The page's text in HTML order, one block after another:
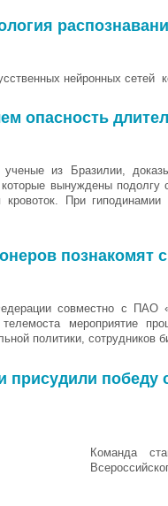
нейронных сетей
опасность
из Бразилии,
вынуждены
При
познакомят
совместно с ПАО
мероприятие
политики, сотрудников
присудили
Команда